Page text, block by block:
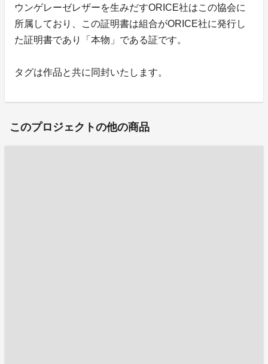
ウンゲレーゼレザーを生みだすORICE社はこの協会に
所属しており、この証明書は組合がORICE社に発行し
た証明書であり「本物」である証です。
タグは作品と共に同封いたします。
このプロジェクトの他の商品